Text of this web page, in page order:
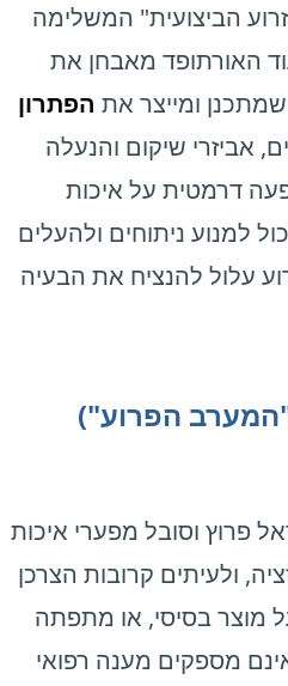
הביצועית" המשלימה
האורתופד מאבחן את
ומייצר את הפתרון
אביזרי שיקום והנעלה
דרמטית על איכות
למנוע ניתוחים ולהעלים
עלול להנציח את הבעיה
הפרוע")
פרוץ וסובל מפערי איכות
ולעיתים קרובות הצרכן
מוצר בסיסי, או מתפתה
מספקים מענה רפואי